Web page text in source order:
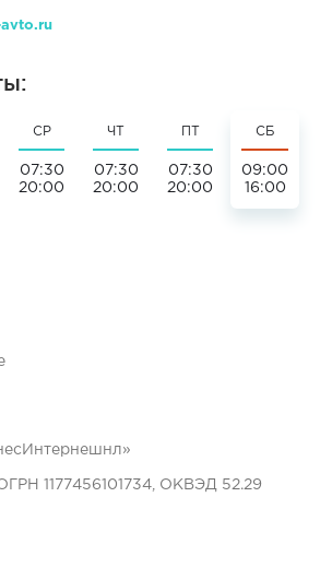
СР
07:30
20:00
ЧТ
07:30
20:00
07:30
20:00
СБ
09:00
16:00
1177456101734, ОКВЭД 52.29